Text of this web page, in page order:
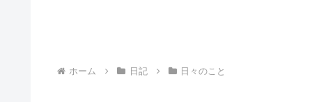
ホーム 日記 日々のこと